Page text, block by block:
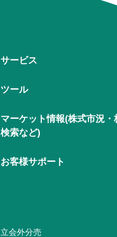
サービス
ツール
マーケット情報(株式市況・
検索など)
お客様サポート
立会外分売